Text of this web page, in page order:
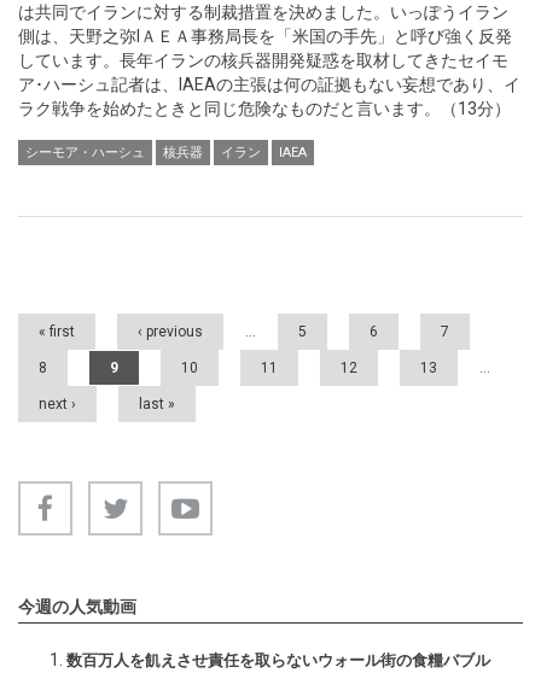
は共同でイランに対する制裁措置を決めました。いっぽうイラン
側は、天野之弥IＡＥＡ事務局長を「米国の手先」と呼び強く反発
しています。長年イランの核兵器開発疑惑を取材してきたセイモ
ア･ハーシュ記者は、IAEAの主張は何の証拠もない妄想であり、イ
ラク戦争を始めたときと同じ危険なものだと言います。（13分）
シーモア・ハーシュ 核兵器 イラン IAEA
Pages
« first ‹ previous 5 6 7
8 9 10 11 12 13
next › last »
今週の人気動画
数百万人を飢えさせ責任を取らないウォール街の食糧バブル